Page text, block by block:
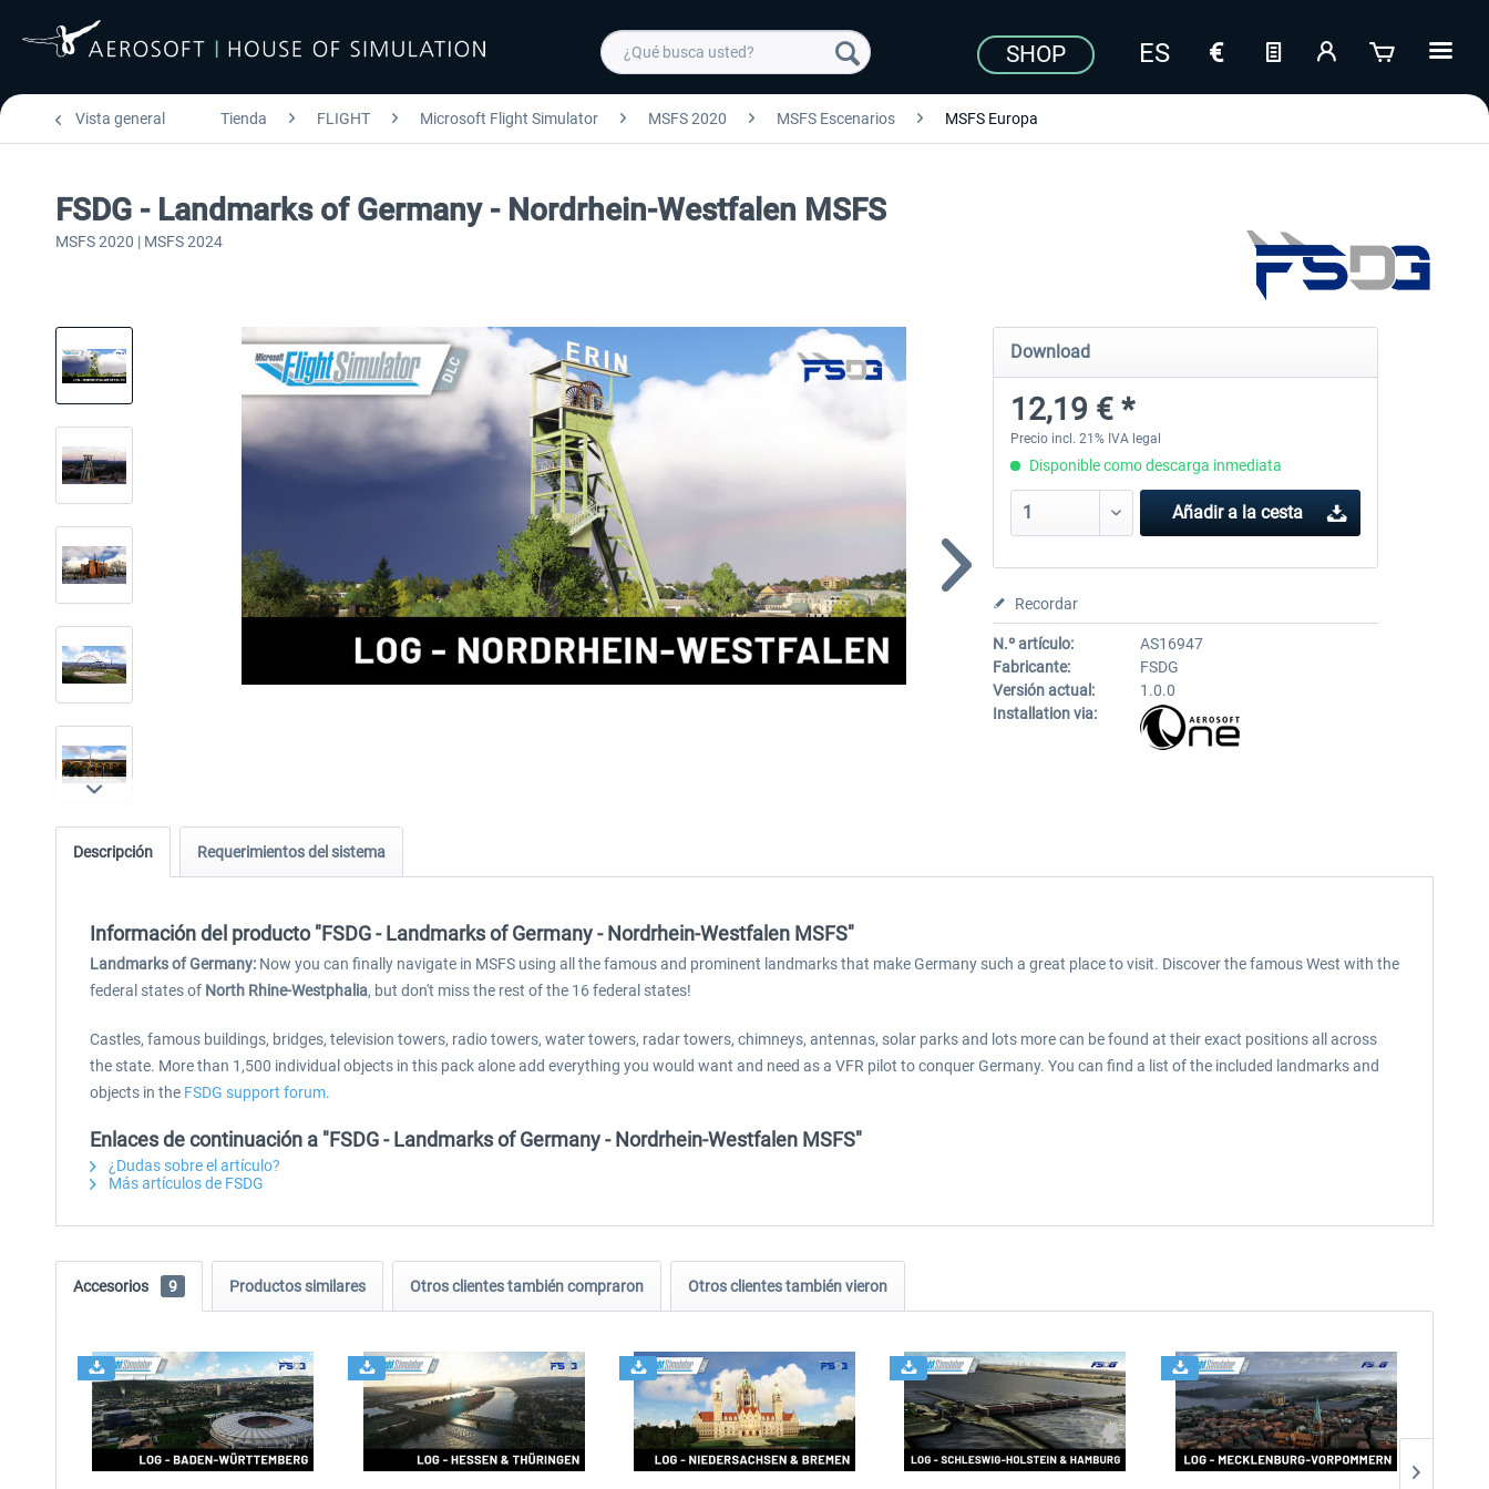
SHOP
Vista general Tienda FLIGHT Microsoft Flight Simulator MSFS 2020 MSFS Escenarios MSFS Europa
FSDG - Landmarks of Germany - Nordrhein-Westfalen MSFS
MSFS 2020 | MSFS 2024
Download
12,19 € *
Precio incl. 21% IVA legal
Disponible como descarga inmediata
Añadir a la cesta
Recordar
N.º artículo:
AS16947
Fabricante:
FSDG
Versión actual:
1.0.0
Installation via:
Descripción Requerimientos del sistema
Información del producto "FSDG - Landmarks of Germany - Nordrhein-Westfalen MSFS"
Landmarks of Germany: Now you can finally navigate in MSFS using all the famous and prominent landmarks that make Germany such a great place to visit. Discover the famous West with the
federal states of North Rhine-Westphalia, but don't miss the rest of the 16 federal states!
Castles, famous buildings, bridges, television towers, radio towers, water towers, radar towers, chimneys, antennas, solar parks and lots more can be found at their exact positions all across
the state. More than 1,500 individual objects in this pack alone add everything you would want and need as a VFR pilot to conquer Germany. You can find a list of the included landmarks and
objects in the FSDG support forum.
Enlaces de continuación a "FSDG - Landmarks of Germany - Nordrhein-Westfalen MSFS"
¿Dudas sobre el artículo?
Más artículos de FSDG
Accesorios 9 Productos similares Otros clientes también compraron Otros clientes también vieron